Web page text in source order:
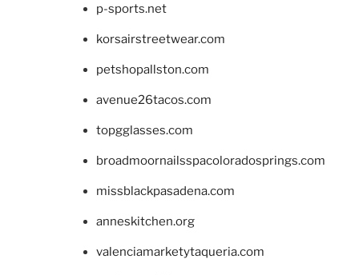
p-sports.net
korsairstreetwear.com
petshopallston.com
avenue26tacos.com
topgglasses.com
broadmoornailsspacoloradosprings.com
missblackpasadena.com
anneskitchen.org
valenciamarketytaqueria.com